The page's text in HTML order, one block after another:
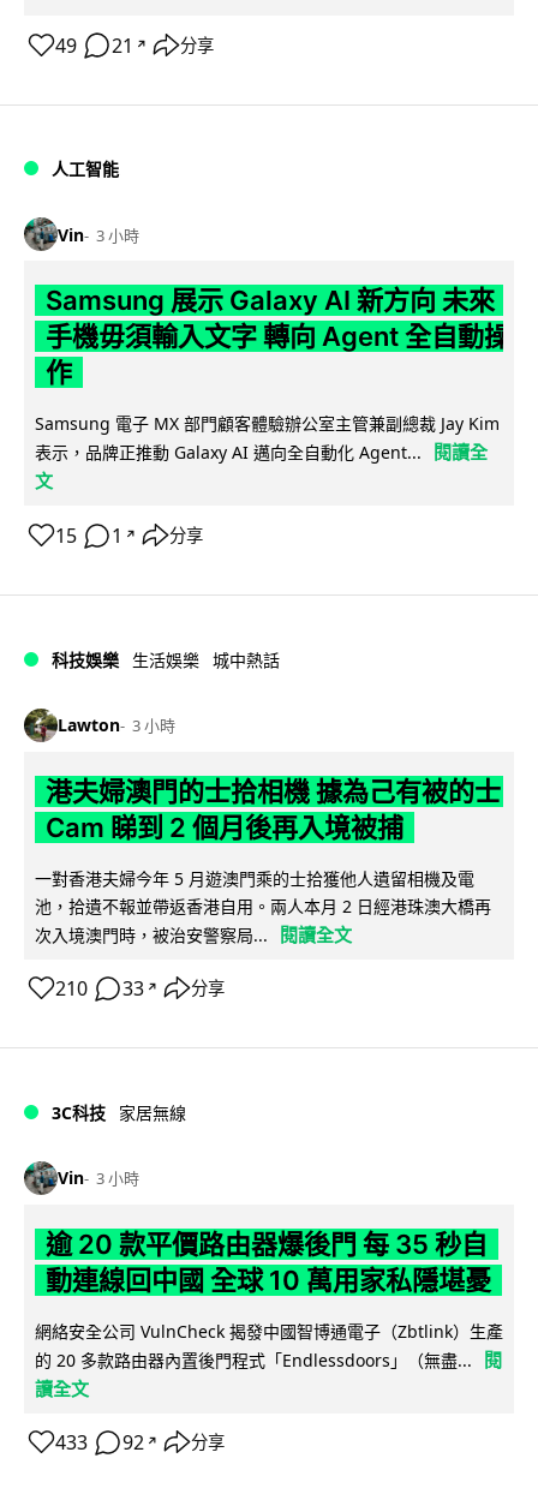
49 21 ↗ 分享
人工智能
Vin 3 小時
Samsung 展示 Galaxy AI 新方向 未來
手機毋須輸入文字 轉向 Agent 全自動操
作
Samsung 電子 MX 部門顧客體驗辦公室主管兼副總裁 Jay Kim
表示，品牌正推動 Galaxy AI 邁向全自動化 Agent...
閱讀全
文
15 1 ↗ 分享
科技娛樂 生活娛樂 城中熱話
Lawton 3 小時
港夫婦澳門的士拾相機 據為己有被的士
Cam 睇到 2 個月後再入境被捕
一對香港夫婦今年 5 月遊澳門乘的士拾獲他人遺留相機及電
池，拾遺不報並帶返香港自用。兩人本月 2 日經港珠澳大橋再
次入境澳門時，被治安警察局...
閱讀全文
210 33 ↗ 分享
3C科技 家居無線
Vin 3 小時
逾 20 款平價路由器爆後門 每 35 秒自
動連線回中國 全球 10 萬用家私隱堪憂
網絡安全公司 VulnCheck 揭發中國智博通電子（Zbtlink）生產
的 20 多款路由器內置後門程式「Endlessdoors」（無盡...
閱
讀全文
433 92 ↗ 分享